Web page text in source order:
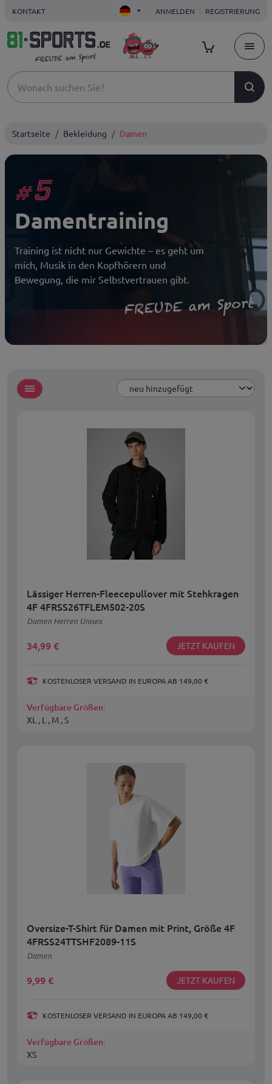
KONTAKT ANMELDEN REGISTRIERUNG
Startseite Bekleidung Damen
# 5
Damentraining
Training ist nicht nur Gewichte – es geht um
mich, Musik in den Kopfhörern und
Bewegung, die mir Selbstvertrauen gibt.
Lässiger Herren-Fleecepullover mit Stehkragen
4F 4FRSS26TFLEM502-20S
Damen Herren Unisex
34,99 € JETZT KAUFEN
KOSTENLOSER VERSAND IN EUROPA AB 149,00 €
Verfügbare Größen:
XL , L , M , S
Oversize-T-Shirt für Damen mit Print, Größe 4F
4FRSS24TTSHF2089-11S
Damen
9,99 € JETZT KAUFEN
KOSTENLOSER VERSAND IN EUROPA AB 149,00 €
Verfügbare Größen:
XS